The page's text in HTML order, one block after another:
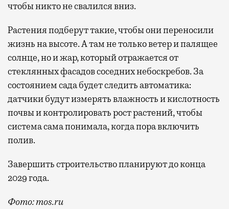
чтобы никто не свалился вниз.
Растения подберут такие, чтобы они переносили
жизнь на высоте. А там не только ветер и палящее
солнце, но и жар, который отражается от
стеклянных фасадов соседних небоскребов. За
состоянием сада будет следить автоматика:
датчики будут измерять влажность и кислотность
почвы и контролировать рост растений, чтобы
система сама понимала, когда пора включить
полив.
Завершить строительство планируют до конца
2029 года.
Фото: mos.ru